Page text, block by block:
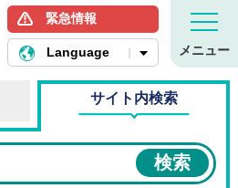
筑西市ホームページ
緊急情報
Language メニュー
サイト内検索